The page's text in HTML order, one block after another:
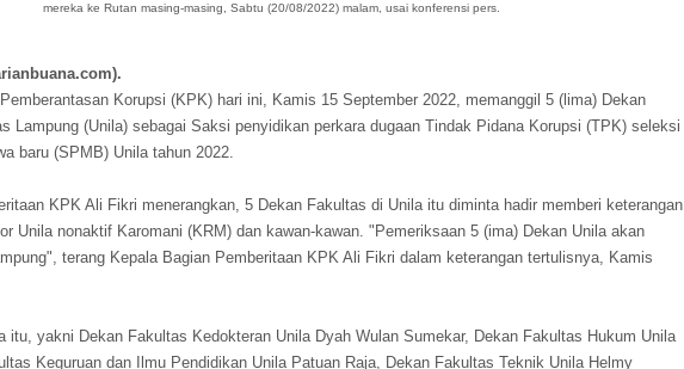
mereka ke Rutan masing-masing, Sabtu (20/08/2022) malam, usai konferensi pers.
Korupsi (KPK) hari ini, Kamis 15 September 2022, memanggil 5 (lima) Dekan
Lampung (Unila) sebagai Saksi penyidikan perkara dugaan Tindak Pidana Korupsi (TPK) seleksi
baru (SPMB) Unila tahun 2022.
KPK Ali Fikri menerangkan, 5 Dekan Fakultas di Unila itu diminta hadir memberi keterangan
Unila nonaktif Karomani (KRM) dan kawan-kawan. "Pemeriksaan 5 (ima) Dekan Unila akan
terang Kepala Bagian Pemberitaan KPK Ali Fikri dalam keterangan tertulisnya, Kamis
itu, yakni Dekan Fakultas Kedokteran Unila Dyah Wulan Sumekar, Dekan Fakultas Hukum Unila
Keguruan dan Ilmu Pendidikan Unila Patuan Raja, Dekan Fakultas Teknik Unila Helmy